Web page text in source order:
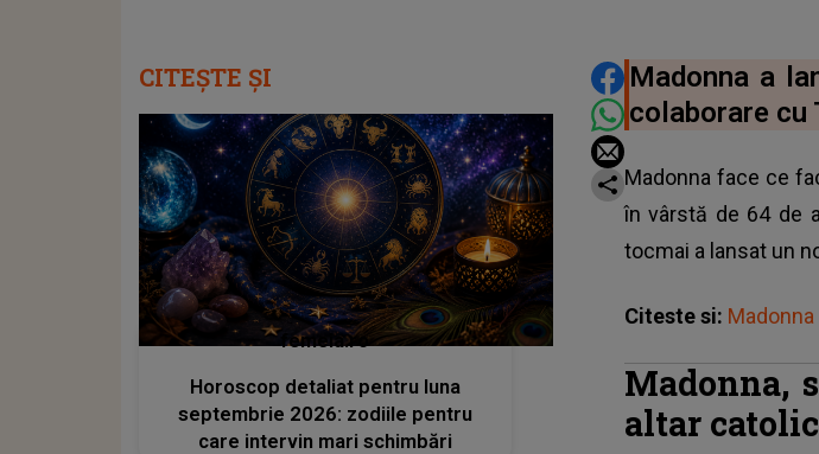
DISTRIBUIE
Madonna a
colaborare cu
Madonna face ce
în vârstă de 64 de
tocmai a lansat un
Citeste si:
Madonna,
altar catolic
CITEȘTE ȘI
femeia.ro
Horoscop detaliat pentru luna
septembrie 2026: zodiile pentru
care intervin mari schimbări